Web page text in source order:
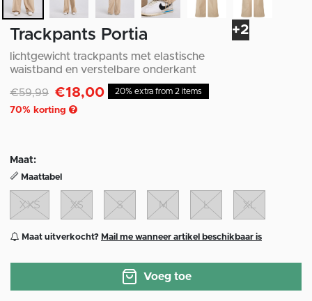
+2
Trackpants Portia
lichtgewicht trackpants met elastische
waistband en verstelbare onderkant
Afgeprijsd van
€59,99naar
€18,00
70% korting
20% extra from 2 items
Maat:
Maattabel
XXS XS S M L XL
Maat uitverkocht? Mail me wanneer artikel beschikbaar is
Voeg toe